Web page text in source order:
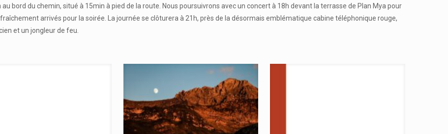
bord du chemin, situé à 15min à pied de la route. Nous poursuivrons avec un concert à 18h devant la terrasse de Plan Mya pour
arrivés pour la soirée. La journée se clôturera à 21h, près de la désormais emblématique cabine téléphonique rouge,
et un jongleur de feu.